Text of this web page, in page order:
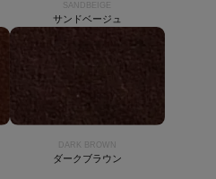
SANDBEIGE
サンドベージュ
DARK BROWN
ダークブラウン